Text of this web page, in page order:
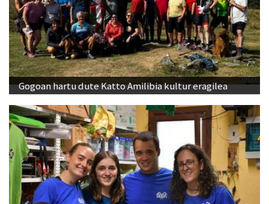
Gogoan hartu dute Katto Amilibia kultur eragilea